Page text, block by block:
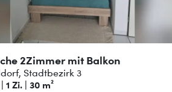
2Zimmer mit Balkon
Stadtbezirk 3
Zi. | 30 m²